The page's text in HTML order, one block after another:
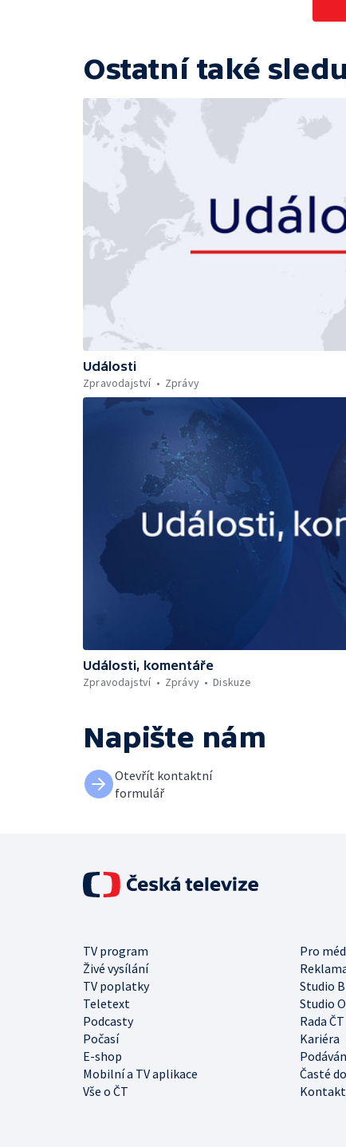
Ostatní také
Události
Zpravodajství
Zprávy
Události, komentáře
Zpravodajství
Zprávy Diskuze
Napište nám
Otevřít kontaktní
formulář
TV program
Pro
Živé vysílání
TV poplatky
Studio
Teletext
Studio
Podcasty
Rada ČT
Počasí
Kariéra
E-shop
Mobilní a TV aplikace
Časté
Vše o ČT